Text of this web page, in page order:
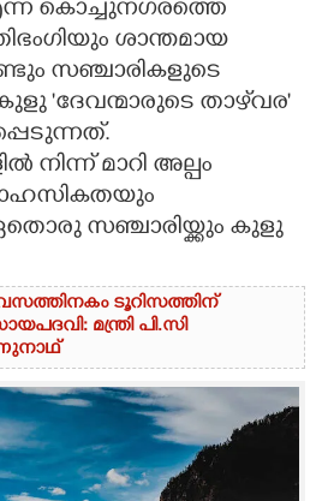
കൊച്ചുനഗരത്തെ
ശാന്തമായ
സഞ്ചാരികളുടെ
'ദേവന്മാരുടെ താഴ്‌വര'
നിന്ന് മാറി അല്പം
സഞ്ചാരിയ്ക്കും കുളു
ടൂറിസത്തിന്
മന്ത്രി പി.സി